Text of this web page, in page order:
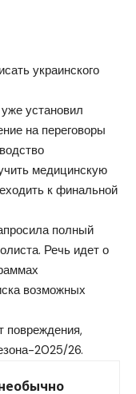
украинского
установил
на переговоры
медицинскую
к финальной
полный
Речь идет о
возможных
повреждения,
2025/26.